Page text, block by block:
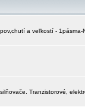
a veľkostí -
Tranzistorové,